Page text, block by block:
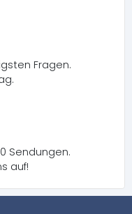
Fragen.
Sendungen.
auf!